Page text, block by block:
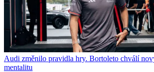
Audi změnilo pravidla hry. Bortoleto chválí
mentalitu